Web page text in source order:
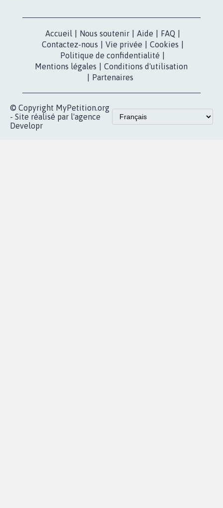
Accueil Nous soutenir Aide FAQ
Contactez-nous
Vie privée Cookies
Politique de confidentialité
Mentions légales
Conditions d'utilisation
Partenaires
© Copyright MyPetition.org
- Site réalisé par l'agence
Developr